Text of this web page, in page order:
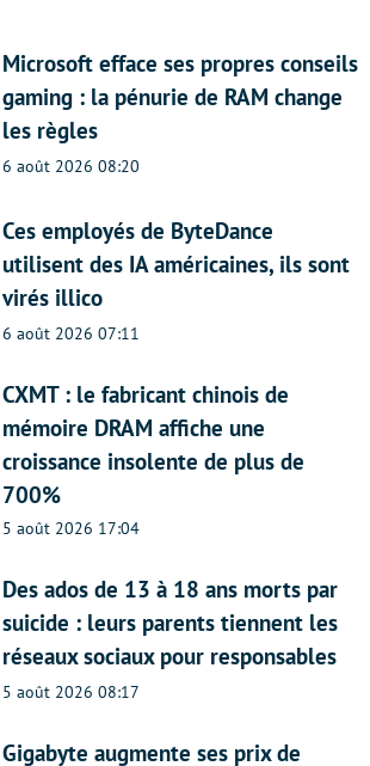
Microsoft efface ses propres conseils
gaming : la pénurie de RAM change
les règles
6 août 2026 08:20
Ces employés de ByteDance
utilisent des IA américaines, ils sont
virés illico
6 août 2026 07:11
CXMT : le fabricant chinois de
mémoire DRAM affiche une
croissance insolente de plus de
700%
5 août 2026 17:04
Des ados de 13 à 18 ans morts par
suicide : leurs parents tiennent les
réseaux sociaux pour responsables
5 août 2026 08:17
Gigabyte augmente ses prix de